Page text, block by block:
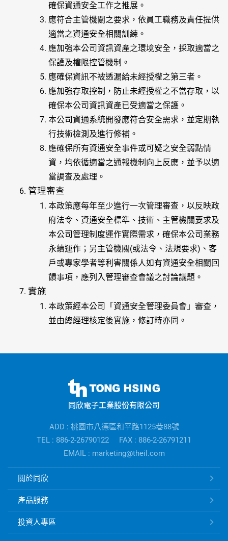
確保資通安全工作之推展。
應符合主管機關之要求，依員工職務及責任提供
適當之資通安全相關訓練。
應加強本公司資訊資產之環境安全，採取適當之
保護及權限控管機制。
應確保資訊不被透漏給未經授權之第三者。
應加強存取控制，防止未經授權之不當存取，以
確保本公司資訊資產已受適當之保護。
本公司資通系統開發應符合安全需求，並定期執
行技術檢測及進行修補。
應確保所有資通安全事件或可疑之安全弱點情
資，均依循適當之通報機制向上反應，並予以適
當調查及處理。
管理審查
本政策應每年至少進行一次管理審查，以反映政
府法令、資通安全標準、技術、主管機關要求及
本公司管理制度運作實際需求，確保本公司業務
永續運作；另主管機關(或法令、法規要求)、客
戶或專家學者等利害關係人如有資通安全相關回
饋事項，應列入管理審查會議之討論議題。
實施
本政策經本公司「資通安全管理委員會」審查，
並由總經理核定後實施，修訂時亦同。
訊
同欣電子工業股份有限公司
ADD : 桃園市八德區和平路1125巷88號
TEL : 886-2-26790122
FAX : 886-2-26791211
EMAIL : marketing@theil.com
子
速
關於同欣
產品服務
投資人專區